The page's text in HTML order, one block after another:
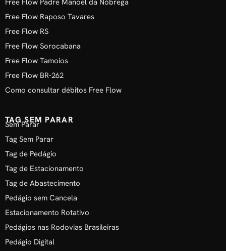
Free Flow Padre Manoel da Nóbrega
Free Flow Raposo Tavares
Free Flow RS
Free Flow Sorocabana
Free Flow Tamoios
Free Flow BR-262
Como consultar débitos Free Flow
TAG SEM PARAR
Sem Parar
Tag Sem Parar
Tag de Pedágio
Tag de Estacionamento
Tag de Abastecimento
Pedágio sem Cancela
Estacionamento Rotativo
Pedágios nas Rodovias Brasileiras
Pedágio Digital